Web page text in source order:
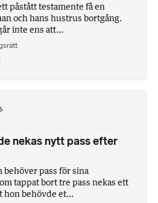
påstått testamente få en
och hans hustrus bortgång.
inte ens att...
nekas nytt pass efter
behöver pass för sina
tappat bort tre pass nekas ett
hon behövde et...